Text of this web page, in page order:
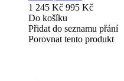
1 245 Kč 995 Kč
Do košíku
Přidat do seznamu přání
Porovnat tento produkt